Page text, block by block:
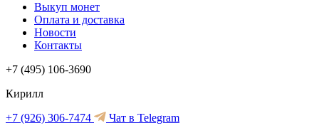
Выкуп монет
Оплата и доставка
Новости
Контакты
+7 (495) 106-3690
Кирилл
+7 (926) 306-7474
Чат в Telegram